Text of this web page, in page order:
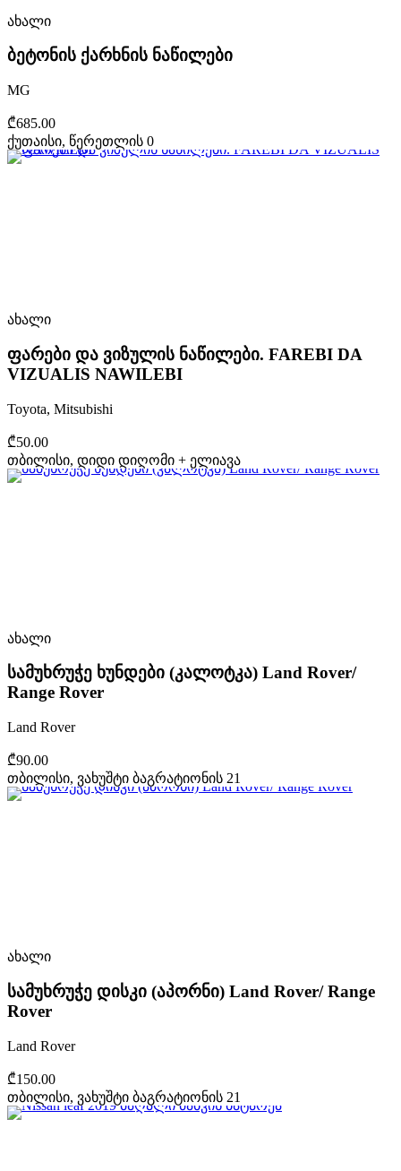
ახალი
ბეტონის ქარხნის ნაწილები
MG
₾685.00
ქუთაისი, წერეთლის 0
ახალი
ფარები და ვიზულის ნაწილები. FAREBI DA
VIZUALIS NAWILEBI
Toyota, Mitsubishi
₾50.00
თბილისი, დიდი დიღომი + ელიავა
ახალი
სამუხრუჭე ხუნდები (კალოტკა) Land Rover/
Range Rover
Land Rover
₾90.00
თბილისი, ვახუშტი ბაგრატიონის 21
ახალი
სამუხრუჭე დისკი (აპორნი) Land Rover/ Range
Rover
Land Rover
₾150.00
თბილისი, ვახუშტი ბაგრატიონის 21